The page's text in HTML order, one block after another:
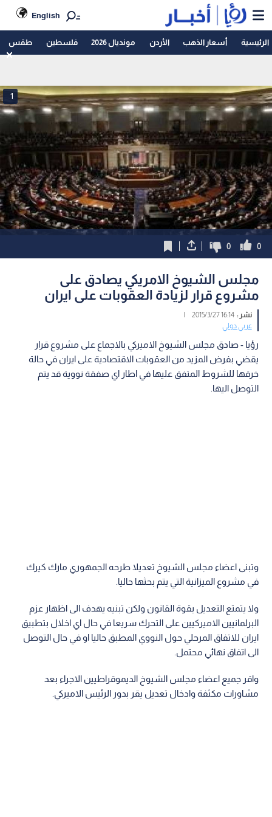
English
الرئيسية أسعار الذهب الأردن مونديال 2026 فلسطين طقس
1
0
0
مجلس الشيوخ الامريكي يصادق على
مشروع قرار لزيادة العقوبات على ايران
نشر :16:14 2015/3/27
|
عربي دولي
رؤيا - صادق مجلس الشيوخ الاميركي بالاجماع على مشروع قرار
يقضي بفرض المزيد من العقوبات الاقتصادية على ايران في حالة
خرقها للشروط المتفق عليها في اطار اي صفقة نووية قد يتم
التوصل اليها.
وتبنى اعضاء مجلس الشيوخ تعديلا طرحه الجمهوري مارك كيرك
في مشروع الميزانية التي يتم بحثها حاليا.
ولا يتمتع التعديل بقوة القانون ولكن تبنيه يهدف الى اظهار عزم
البرلمانيين الاميركيين على التحرك سريعا في حال اي اخلال بتطبيق
ايران للاتفاق المرحلي حول النووي المطبق حاليا او في حال التوصل
الى اتفاق نهائي محتمل.
واقر جميع اعضاء مجلس الشيوخ الديموقراطيين الاجراء بعد
مشاورات مكثفة وادخال تعديل يقر بدور الرئيس الاميركي.